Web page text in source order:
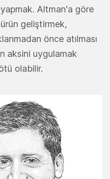
Altman'a göre
ürün geliştirmek,
önce atılması
aksini uygulamak
olabilir.